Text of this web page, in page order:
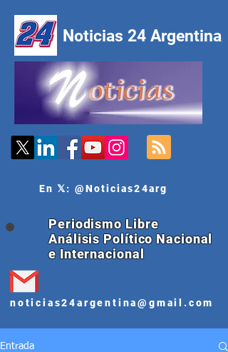
Noticias 24 Argentina
En 𝕏: @Noticias24arg
Periodismo Libre
Análisis Político Nacional
e Internacional
noticias24argentina@gmail.com
Entrada